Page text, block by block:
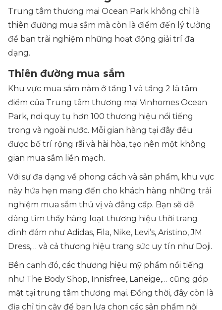
Trung tâm thương mại Ocean Park không chỉ là
thiên đường mua sắm mà còn là điểm đến lý tưởng
để bạn trải nghiệm những hoạt động giải trí đa
dạng.
Thiên đường mua sắm
Khu vực mua sắm nằm ở tầng 1 và tầng 2 là tâm
điểm của Trung tâm thương mại Vinhomes Ocean
Park, nơi quy tụ hơn 100 thương hiệu nổi tiếng
trong và ngoài nước. Mỗi gian hàng tại đây đều
được bố trí rộng rãi và hài hòa, tạo nên một không
gian mua sắm liền mạch.
Với sự đa dạng về phong cách và sản phẩm, khu vực
này hứa hẹn mang đến cho khách hàng những trải
nghiệm mua sắm thú vị và đẳng cấp. Bạn sẽ dễ
dàng tìm thấy hàng loạt thương hiệu thời trang
đình đám như Adidas, Fila, Nike, Levi’s, Aristino, JM
Dress,… và cả thương hiệu trang sức uy tín như Doji.
Bên cạnh đó, các thương hiệu mỹ phẩm nổi tiếng
như The Body Shop, Innisfree, Laneige,… cũng góp
mặt tại trung tâm thương mại. Đồng thời, đây còn là
địa chỉ tin cậy để bạn lựa chọn các sản phẩm nội